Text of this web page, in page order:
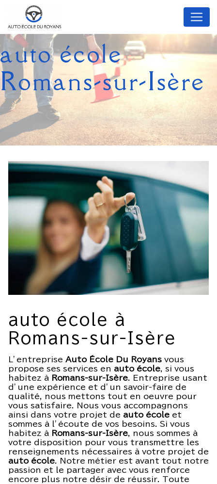
auto école
Romans-sur-Isère
auto école à
Romans-sur-Isère
L’entreprise Auto École Du Royans vous
propose ses services en auto école, si vous
habitez à
Romans-sur-Isère. Entreprise usant
d’une expérience et d’un savoir-faire de
qualité, nous mettons tout en oeuvre pour
vous satisfaire. Nous vous accompagnons
ainsi dans votre projet de auto école et
sommes à l’écoute de vos besoins. Si vous
habitez à
Romans-sur-Isère, nous sommes à
votre disposition pour vous transmettre les
renseignements nécessaires à votre projet de
auto école. Notre métier est avant tout notre
passion et le partager avec vous renforce
encore plus notre désir de réussir. Toute
Panneau de gestion des cookies